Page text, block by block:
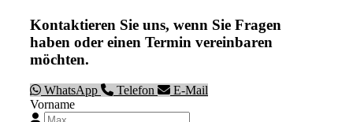
Kontaktieren Sie uns, wenn Sie Fragen
haben oder einen Termin vereinbaren
möchten.
WhatsApp Telefon
E-Mail
Vorname